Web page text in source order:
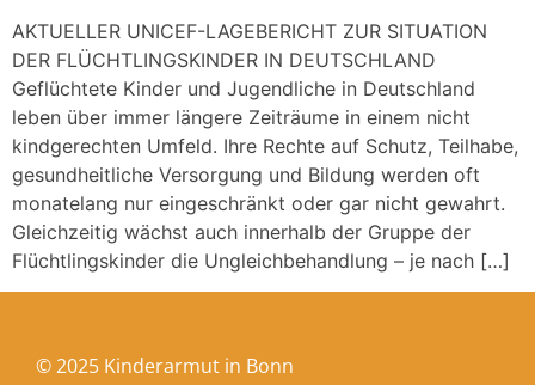
AKTUELLER UNICEF-LAGEBERICHT ZUR SITUATION
DER FLÜCHTLINGSKINDER IN DEUTSCHLAND
Geflüchtete Kinder und Jugendliche in Deutschland
leben über immer längere Zeiträume in einem nicht
kindgerechten Umfeld. Ihre Rechte auf Schutz, Teilhabe,
gesundheitliche Versorgung und Bildung werden oft
monatelang nur eingeschränkt oder gar nicht gewahrt.
Gleichzeitig wächst auch innerhalb der Gruppe der
Flüchtlingskinder die Ungleichbehandlung – je nach […]
© 2025 Kinderarmut in Bonn